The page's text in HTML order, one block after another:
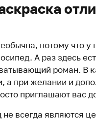
потому что у
А раз здесь
роман. В
а при желании и
приглашают вас
не всегда являются